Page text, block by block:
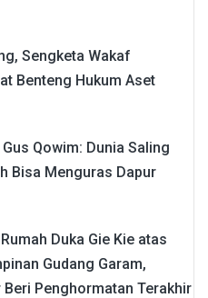
Sengketa Wakaf
Benteng Hukum Aset
Qowim: Dunia Saling
Bisa Menguras Dapur
Duka Gie Kie atas
Gudang Garam,
Penghormatan Terakhir